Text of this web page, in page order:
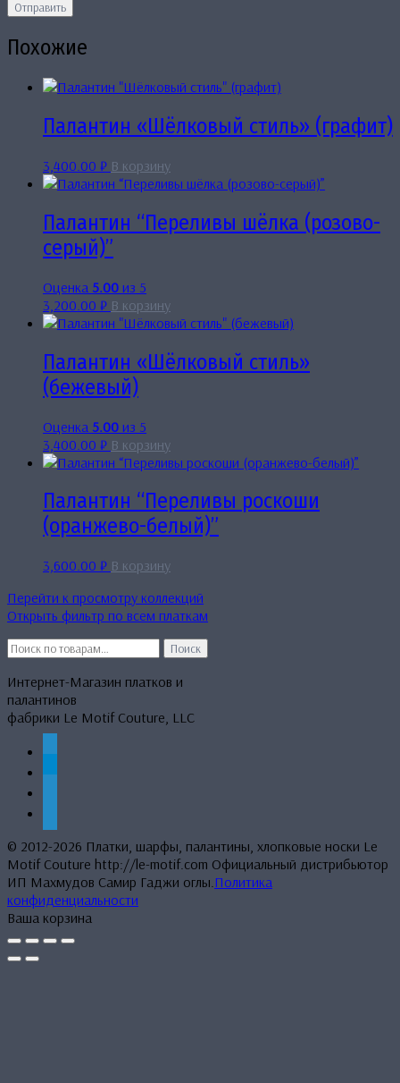
Похожие
Палантин «Шёлковый стиль» (графит)
3,400.00 ₽ В корзину
Палантин “Переливы шёлка (розово-
серый)”
Оценка 5.00 из 5
3,200.00 ₽ В корзину
Палантин «Шёлковый стиль»
(бежевый)
Оценка 5.00 из 5
3,400.00 ₽ В корзину
Палантин “Переливы роскоши
(оранжево-белый)”
3,600.00 ₽ В корзину
Перейти к просмотру коллекций
Открыть фильтр по всем платкам
Искать:
Поиск
Интернет-Магазин платков и
палантинов
фабрики Le Motif Couture, LLC
© 2012-2026 Платки, шарфы, палантины, хлопковые носки Le
Motif Couture http://le-motif.com Официальный дистрибьютор
ИП Махмудов Самир Гаджи оглы.Политика
конфиденциальности
Ваша корзина